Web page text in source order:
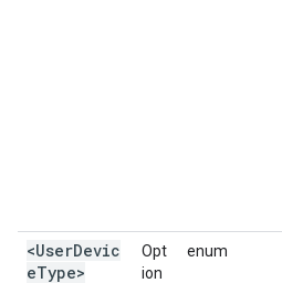
<UserDevic
eType>
Opt
ion
enum